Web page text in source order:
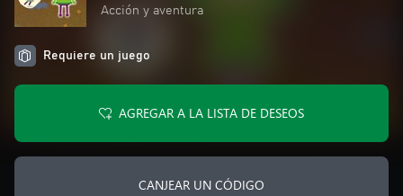
Acción y aventura
Requiere un juego
AGREGAR A LA LISTA DE DESEOS
CANJEAR UN CÓDIGO